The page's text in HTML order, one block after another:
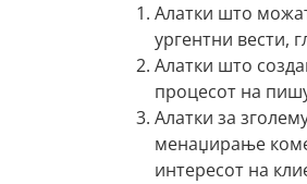
Алатки што
ургентни вести,
Алатки што
процесот на
Алатки за
менаџирање
интересот на